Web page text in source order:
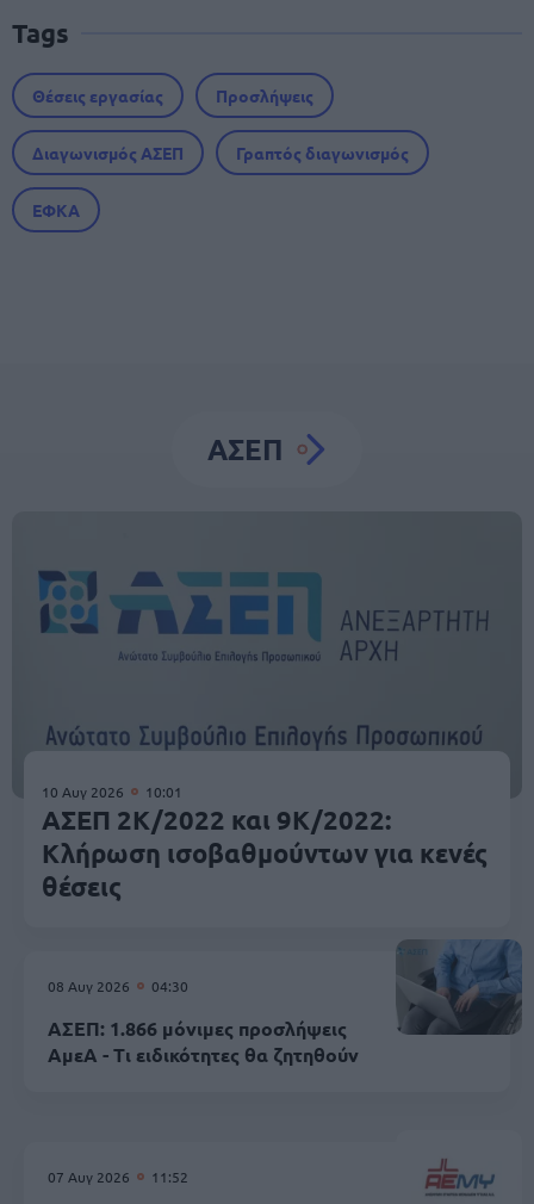
Tags
Θέσεις εργασίας Προσλήψεις
Διαγωνισμός ΑΣΕΠ Γραπτός διαγωνισμός
ΕΦΚΑ
ΑΣΕΠ
10 Αυγ 2026 10:01
ΑΣΕΠ 2Κ/2022 και 9Κ/2022:
Κλήρωση ισοβαθμούντων για κενές
θέσεις
08 Αυγ 2026 04:30
ΑΣΕΠ: 1.866 μόνιμες προσλήψεις
ΑμεΑ - Τι ειδικότητες θα ζητηθούν
07 Αυγ 2026 11:52